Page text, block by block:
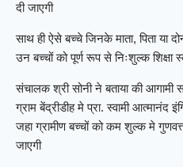
दी जाएगी
साथ ही ऐसे बच्चे जिनके माता, पिता या
उन बच्चों को पूर्ण रूप से निःशुल्क शिक्षा
संचालक श्री सोनी ने बताया की आगामी
ग्राम बेंद्रीडीह मे प्रा. स्वामी आत्मानंद
जहा ग्रामीण बच्चों को कम शुल्क मे
जाएगी